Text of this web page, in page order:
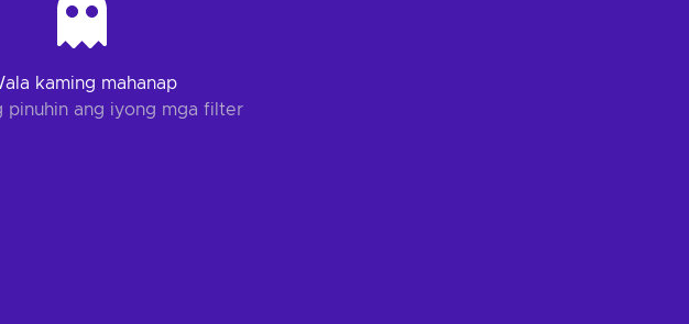
kaming mahanap
pinuhin ang iyong mga filter